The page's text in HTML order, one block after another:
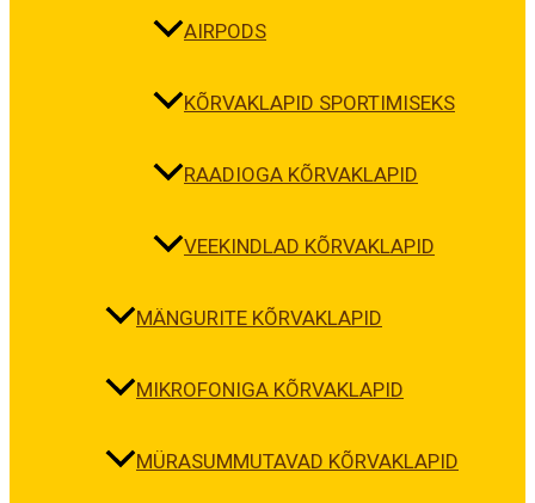
AIRPODS
KÕRVAKLAPID SPORTIMISEKS
RAADIOGA KÕRVAKLAPID
VEEKINDLAD KÕRVAKLAPID
MÄNGURITE KÕRVAKLAPID
MIKROFONIGA KÕRVAKLAPID
MÜRASUMMUTAVAD KÕRVAKLAPID